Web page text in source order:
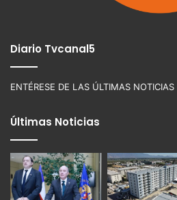
Diario Tvcanal5
ENTÉRESE DE LAS ÚLTIMAS NOTICIAS
Últimas Noticias